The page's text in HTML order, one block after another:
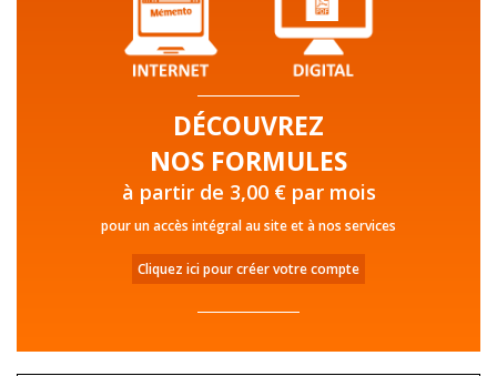
DÉCOUVREZ
NOS FORMULES
à partir de 3,00 € par mois
pour un accès intégral au site et à nos services
Cliquez ici pour créer votre compte